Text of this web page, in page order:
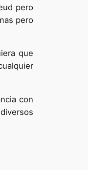
pero
pero
que
con